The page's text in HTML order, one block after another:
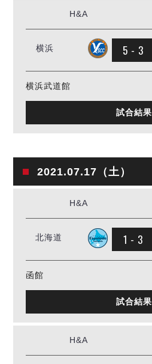
H&A
横浜 5 - 3
横浜武道館
試合結果
2021.07.17（土）
H&A
北海道 1 - 3
函館
試合結果
H&A